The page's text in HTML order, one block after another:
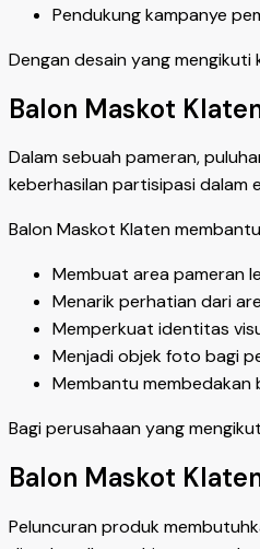
Pendukung kampanye
Dengan desain yang
Balon Maskot
Dalam sebuah pameran,
keberhasilan partisipasi dalam
Balon Maskot Klaten
Membuat area pameran
Menarik perhatian dari
Memperkuat identitas
Menjadi objek foto bagi
Membantu
Bagi perusahaan yang
Balon Maskot
Peluncuran produk